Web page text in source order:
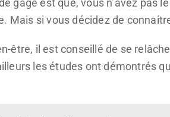
gage est que, vous n’avez pas
Mais si vous décidez de
être, il est conseillé de se
les études ont démontrés